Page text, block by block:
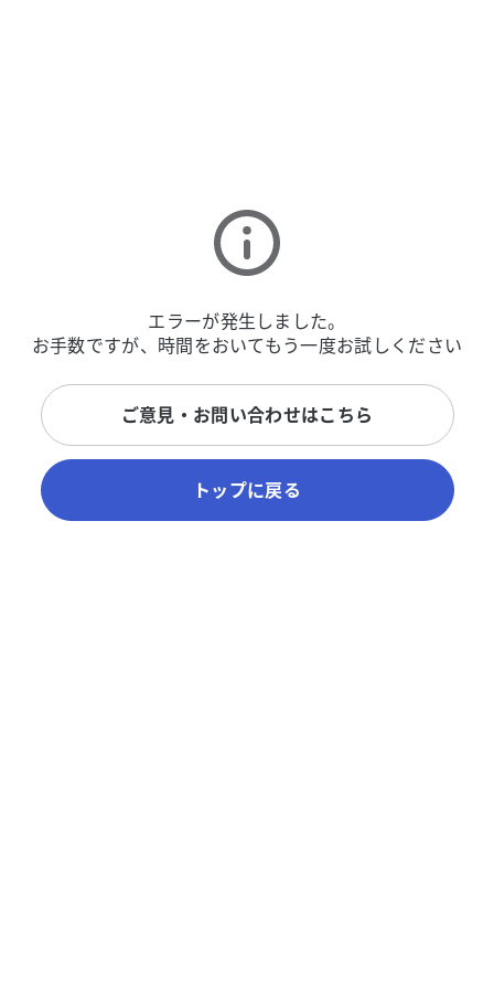
エラーが発生しました。
お手数ですが、時間をおいてもう一度お試しください
ご意見・お問い合わせはこちら
トップに戻る